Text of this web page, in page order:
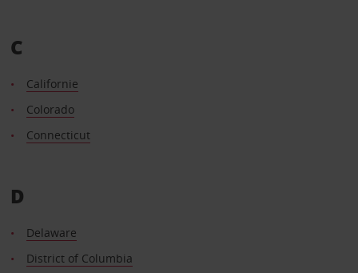
C
Californie
Colorado
Connecticut
D
Delaware
District of Columbia